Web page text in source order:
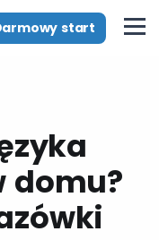
start
domu?